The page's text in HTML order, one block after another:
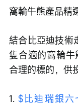
窩輪牛熊產品精
結合比亞迪技術
隻合適的窩輪
合理的標的，供
1. $比迪瑞銀六